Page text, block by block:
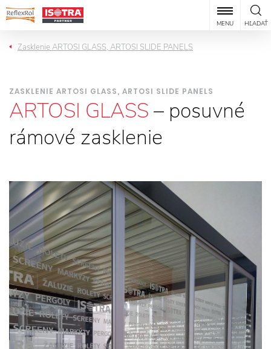
HĽADAŤ
MENU
Zasklenie ARTOSI GLASS, ARTOSI SLIDE PANELS
ZASKLENIE ARTOSI GLASS, ARTOSI SLIDE PANELS
ARTOSI GLASS– posuvné
rámové zasklenie